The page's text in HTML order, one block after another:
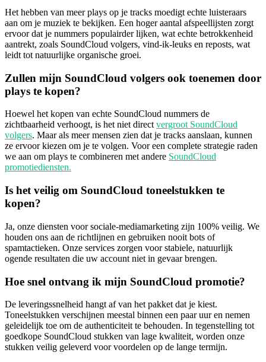
Het hebben van meer plays op je tracks moedigt echte luisteraars
aan om je muziek te bekijken. Een hoger aantal afspeellijsten zorgt
ervoor dat je nummers populairder lijken, wat echte betrokkenheid
aantrekt, zoals SoundCloud volgers, vind-ik-leuks en reposts, wat
leidt tot natuurlijke organische groei.
Zullen mijn SoundCloud volgers ook toenemen door
plays te kopen?
Hoewel het kopen van echte SoundCloud nummers de
zichtbaarheid verhoogt, is het niet direct vergroot SoundCloud
volgers. Maar als meer mensen zien dat je tracks aanslaan, kunnen
ze ervoor kiezen om je te volgen. Voor een complete strategie raden
we aan om plays te combineren met andere SoundCloud
promotiediensten.
Is het veilig om SoundCloud toneelstukken te
kopen?
Ja, onze diensten voor sociale-mediamarketing zijn 100% veilig. We
houden ons aan de richtlijnen en gebruiken nooit bots of
spamtactieken. Onze services zorgen voor stabiele, natuurlijk
ogende resultaten die uw account niet in gevaar brengen.
Hoe snel ontvang ik mijn SoundCloud promotie?
De leveringssnelheid hangt af van het pakket dat je kiest.
Toneelstukken verschijnen meestal binnen een paar uur en nemen
geleidelijk toe om de authenticiteit te behouden. In tegenstelling tot
goedkope SoundCloud stukken van lage kwaliteit, worden onze
stukken veilig geleverd voor voordelen op de lange termijn.